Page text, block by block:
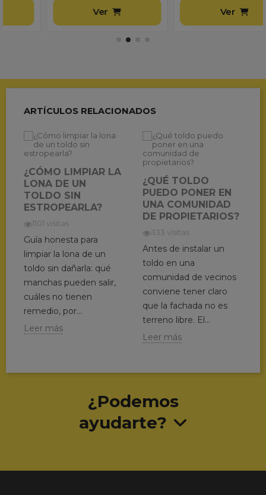
ARTÍCULOS RELACIONADOS
¿CÓMO LIMPIAR LA
LONA DE UN
TOLDO SIN
ESTROPEARLA?
1101 visitas
Guía honesta para
limpiar la lona de un
toldo sin dañarla: qué
manchas pueden salir,
cuáles no tienen
remedio, por...
Leer más
¿QUÉ TOLDO
PUEDO PONER EN
UNA COMUNIDAD
DE PROPIETARIOS?
333 visitas
Antes de instalar un
toldo en una
comunidad de vecinos
conviene tener claro
que la fachada no es
terreno libre. El...
Leer más
¿Podemos
ayudarte?